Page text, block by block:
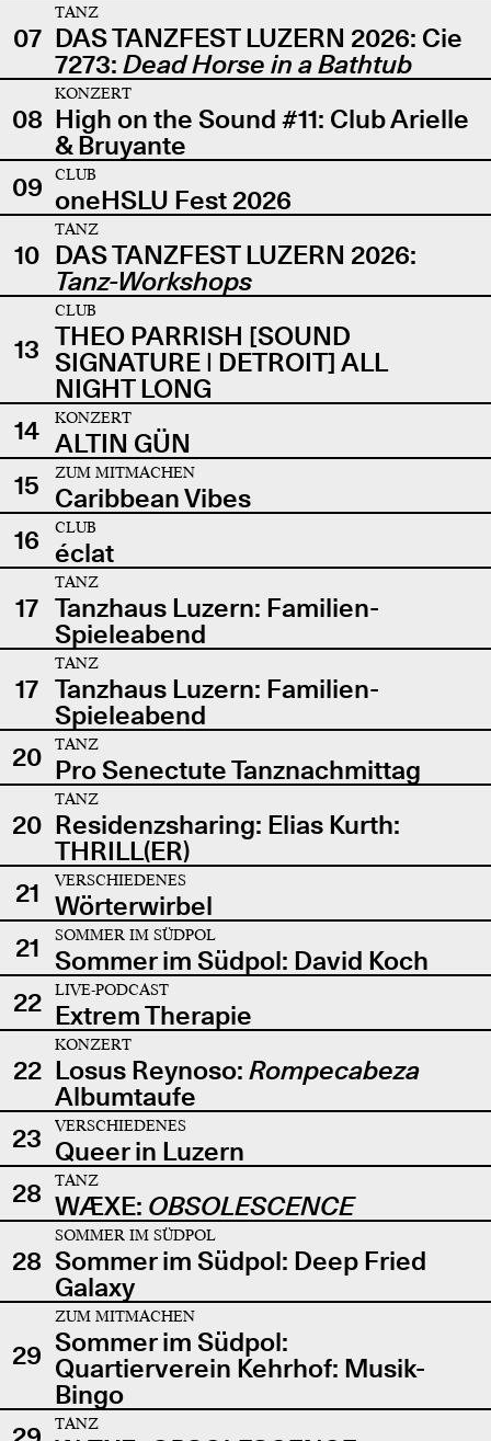
07
TANZ
DAS TANZFEST LUZERN 2026: Cie
7273: Dead Horse in a Bathtub
08
KONZERT
High on the Sound #11: Club Arielle
& Bruyante
09
CLUB
oneHSLU Fest 2026
10
TANZ
DAS TANZFEST LUZERN 2026:
Tanz-Workshops
13
CLUB
THEO PARRISH [SOUND
SIGNATURE | DETROIT] ALL
NIGHT LONG
14
KONZERT
ALTIN GÜN
15
ZUM MITMACHEN
Caribbean Vibes
16
CLUB
éclat
17
TANZ
Tanzhaus Luzern: Familien-
Spieleabend
17
TANZ
Tanzhaus Luzern: Familien-
Spieleabend
20
TANZ
Pro Senectute Tanznachmittag
20
TANZ
Residenzsharing: Elias Kurth:
THRILL(ER)
21
VERSCHIEDENES
Wörterwirbel
21
SOMMER IM SÜDPOL
Sommer im Südpol: David Koch
22
LIVE-PODCAST
Extrem Therapie
22
KONZERT
Losus Reynoso: Rompecabeza
Albumtaufe
23
VERSCHIEDENES
Queer in Luzern
28
TANZ
WÆXE: OBSOLESCENCE
28
SOMMER IM SÜDPOL
Sommer im Südpol: Deep Fried
Galaxy
29
ZUM MITMACHEN
Sommer im Südpol:
Quartierverein Kehrhof: Musik-
Bingo
TANZ